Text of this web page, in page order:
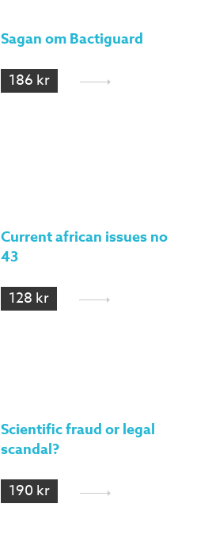
Sagan om Bactiguard
186 kr
Current african issues no
43
128 kr
Scientific fraud or legal
scandal?
190 kr